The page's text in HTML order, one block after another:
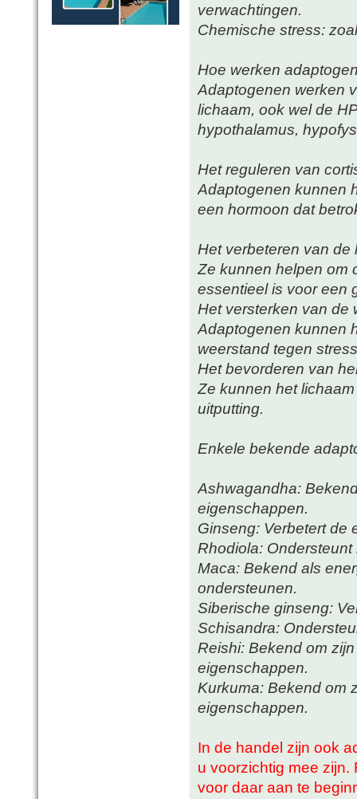
verwachtingen.
Chemische stress:
Hoe werken
Adaptogenen werken
lichaam, ook wel de
hypothalamus,
Het reguleren van
Adaptogenen kunnen
een hormoon dat
Het verbeteren van de
Ze kunnen helpen om
essentieel is voor een
Het versterken van de
Adaptogenen kunnen
weerstand tegen
Het bevorderen van
Ze kunnen het
uitputting.
Enkele bekende
Ashwagandha:
eigenschappen.
Ginseng: Verbetert de
Rhodiola:
Maca: Bekend als
ondersteunen.
Siberische ginseng:
Schisandra:
Reishi: Bekend om
eigenschappen.
Kurkuma: Bekend om
eigenschappen.
In de handel zijn ook
u voorzichtig mee
voor daar aan te